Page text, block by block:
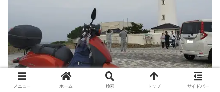
犬吠埼灯台 千葉
メニュー ホーム 検索 トップ サイドバー